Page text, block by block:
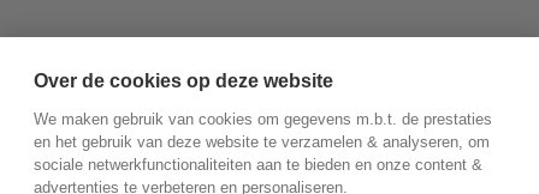
Over de cookies op deze website
We maken gebruik van cookies om gegevens m.b.t. de prestaties
en het gebruik van deze website te verzamelen & analyseren, om
sociale netwerkfunctionaliteiten aan te bieden en onze content &
advertenties te verbeteren en personaliseren.